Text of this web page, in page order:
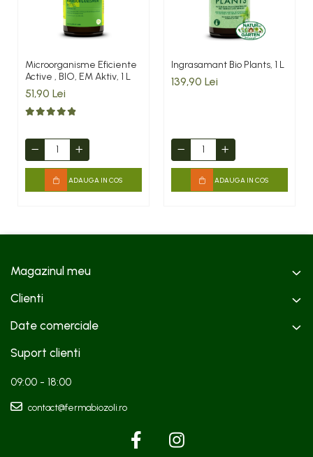
Microorganisme Eficiente
Active , BIO, EM Aktiv, 1 L
51,90 Lei
ADAUGA IN COS
Ingrasamant Bio Plants, 1 L
139,90 Lei
ADAUGA IN COS
Magazinul meu
Clienti
Date comerciale
Suport clienti
09:00 - 18:00
contact@fermabiozoli.ro